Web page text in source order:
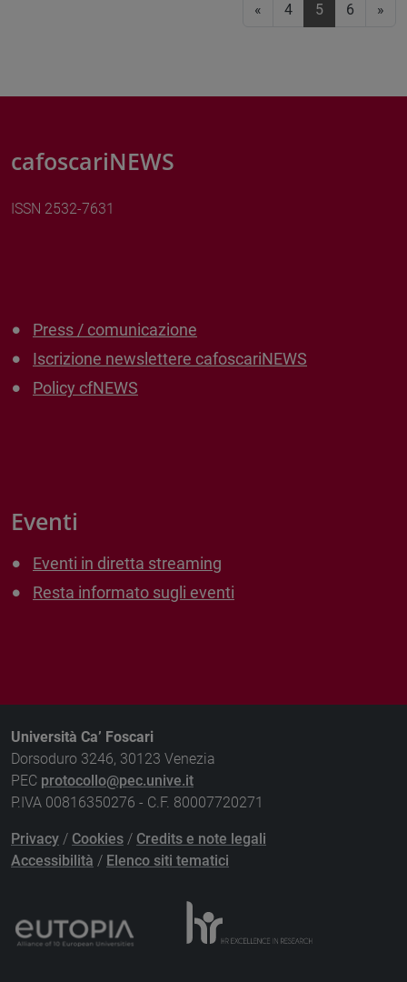
« 4 5 (current)
6 »
cafoscariNEWS
ISSN 2532-7631
Press / comunicazione
Iscrizione newslettere cafoscariNEWS
Policy cfNEWS
Eventi
Eventi in diretta streaming
Resta informato sugli eventi
Università Ca’ Foscari
Dorsoduro 3246, 30123 Venezia
PEC protocollo@pec.unive.it
P.IVA 00816350276 - C.F. 80007720271
Privacy / Cookies / Credits e note legali
Accessibilità / Elenco siti tematici